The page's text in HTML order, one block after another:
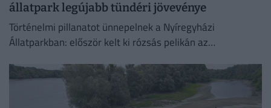
állatpark legújabb tündéri jövevénye
Történelmi pillanatot ünnepelnek a Nyíregyházi
Állatparkban: először kelt ki rózsás pelikán az
szülő gondosan neveli, a kicsi pedig...